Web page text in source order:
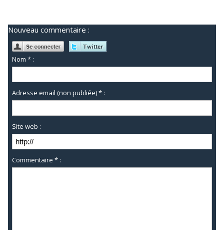
Nouveau commentaire :
Nom * :
Adresse email (non publiée) * :
Site web :
Commentaire * :